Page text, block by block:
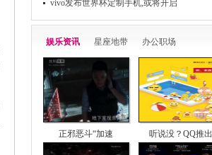
vivo发布世界杯定制手机,或将开启
娱乐资讯 星座地带 办公职场
正邪恶斗“加速 听说没？QQ推出